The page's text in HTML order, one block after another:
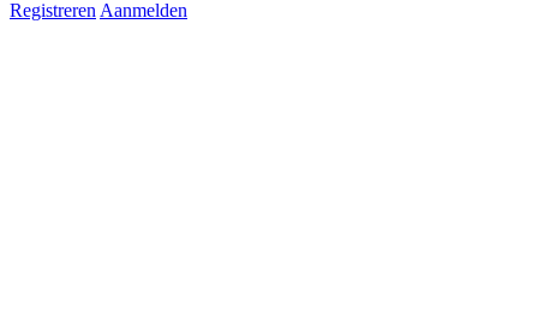
Registreren Aanmelden